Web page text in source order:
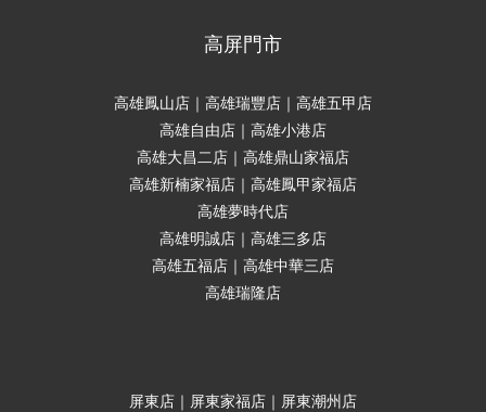
高屏門市
高雄鳳山店｜高雄瑞豐店｜高雄五甲店
高雄自由店｜高雄小港店
高雄大昌二店｜高雄鼎山家福店
高雄新楠家福店｜高雄鳳甲家福店
高雄夢時代店
高雄明誠店｜高雄三多店
高雄五福店｜高雄中華三店
高雄瑞隆店
屏東店｜屏東家福店｜屏東潮州店